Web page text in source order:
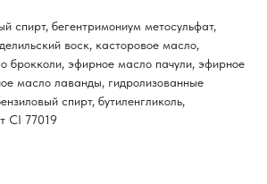
спирт, бегентримониум метосульфат,
воск, касторовое масло,
брокколи, эфирное масло пачули, эфирное
масло лаванды, гидролизованные
спирт, бутиленгликоль,
CI 77019